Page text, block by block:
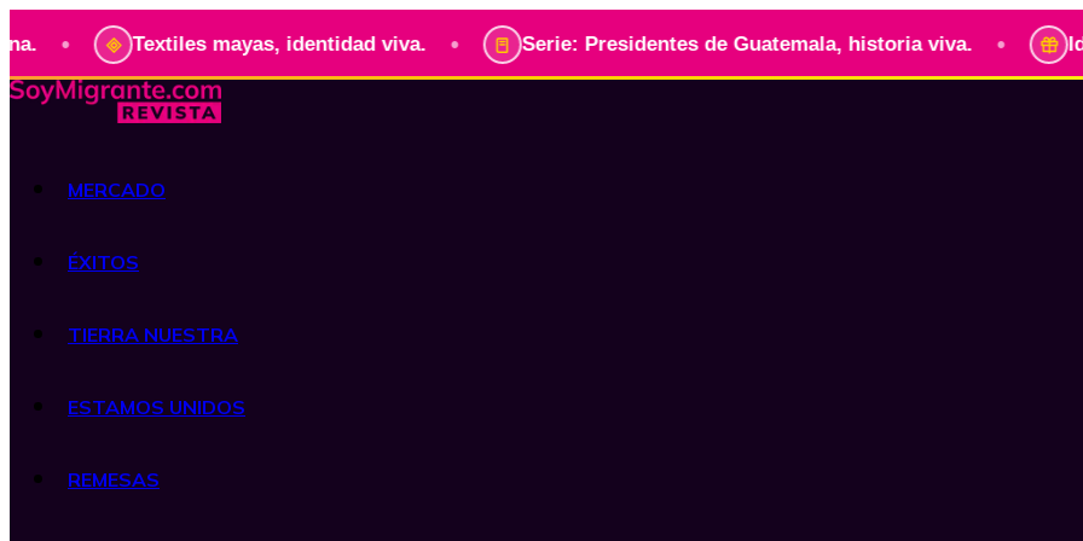
Textiles mayas, identidad viva. • Serie: Presidentes de Guatemala, historia viva. •
MERCADO
ÉXITOS
TIERRA NUESTRA
ESTAMOS UNIDOS
REMESAS